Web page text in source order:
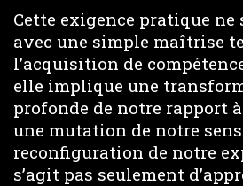
Cette exigence pratique ne
avec une simple maîtrise
l’acquisition de
elle implique une
profonde de notre rapport
une mutation de notre
reconfiguration de notre
s’agit pas seulement